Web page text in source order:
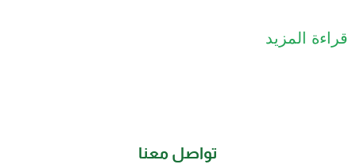
قراءة المزيد
تواصل معنا